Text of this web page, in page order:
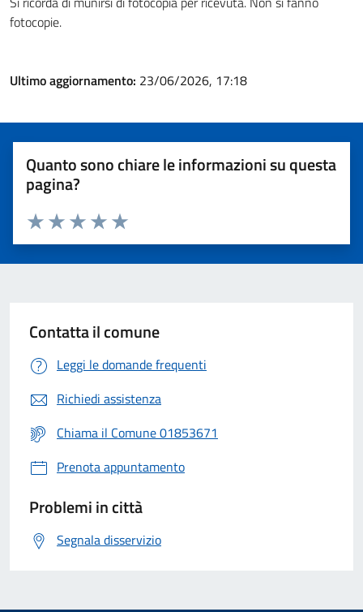
fotocopie.
Ultimo aggiornamento: 23/06/2026, 17:18
Quanto sono chiare le informazioni su questa
pagina?
Valuta 5 stelle su 5
Valuta 4 stelle su 5
Valuta 3 stelle su 5
Valuta 2 stelle su 5
Valuta 1 stelle su 5
Contatta il comune
Leggi le domande frequenti
Richiedi assistenza
Chiama il Comune 01853671
Prenota appuntamento
Problemi in città
Segnala disservizio